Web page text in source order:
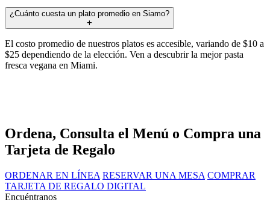
¿Cuánto cuesta un plato promedio en Siamo?
El costo promedio de nuestros platos es accesible, variando de $10 a
$25 dependiendo de la elección. Ven a descubrir la mejor pasta
fresca vegana en Miami.
Ordena, Consulta el Menú o Compra una
Tarjeta de Regalo
ORDENAR EN LÍNEA RESERVAR UNA MESA COMPRAR
TARJETA DE REGALO DIGITAL
Encuéntranos